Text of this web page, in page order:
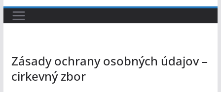
Zásady ochrany osobných údajov –
cirkevný zbor